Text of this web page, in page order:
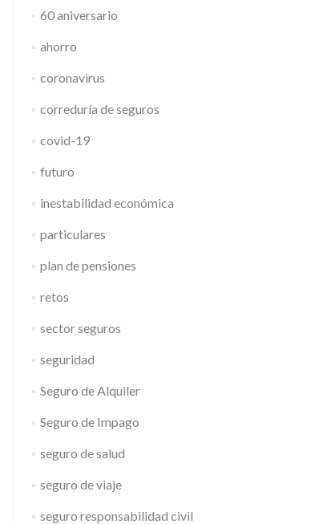
60 aniversario
ahorro
coronavirus
correduría de seguros
covid-19
futuro
inestabilidad económica
particulares
plan de pensiones
retos
sector seguros
seguridad
Seguro de Alquiler
Seguro de Impago
seguro de salud
seguro de viaje
seguro responsabilidad civil